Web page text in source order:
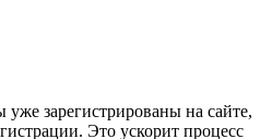
зарегистрированы на сайте,
Это ускорит процесс